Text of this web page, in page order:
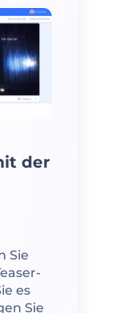
der
Sie
es
Sie